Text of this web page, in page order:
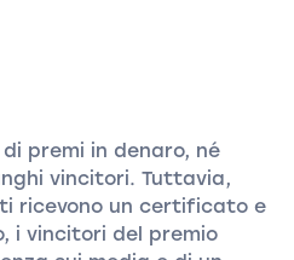
premi in denaro, né
vincitori. Tuttavia,
ricevono un certificato e
i vincitori del premio